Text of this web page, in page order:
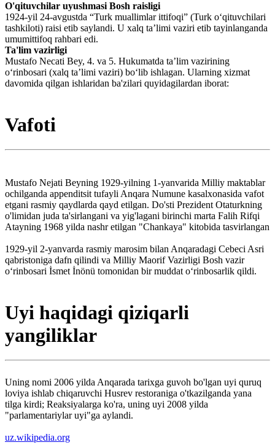
O'qituvchilar uyushmasi Bosh raisligi
1924-yil 24-avgustda “Turk muallimlar ittifoqi” (Turk oʻqituvchilari
tashkiloti) raisi etib saylandi. U xalq ta’limi vaziri etib tayinlanganda
umumittifoq rahbari edi.
Ta'lim vazirligi
Mustafo Necati Bey, 4. va 5. Hukumatda taʼlim vazirining
oʻrinbosari (xalq taʼlimi vaziri) boʻlib ishlagan. Ularning xizmat
davomida qilgan ishlaridan ba'zilari quyidagilardan iborat:
Vafoti
Mustafo Nejati Beyning 1929-yilning 1-yanvarida Milliy maktablar
ochilganda appenditsit tufayli Anqara Numune kasalxonasida vafot
etgani rasmiy qaydlarda qayd etilgan. Do'sti Prezident Otaturkning
o'limidan juda ta'sirlangani va yig'lagani birinchi marta Falih Rifqi
Atayning 1968 yilda nashr etilgan "Chankaya" kitobida tasvirlangan
1929-yil 2-yanvarda rasmiy marosim bilan Anqaradagi Cebeci Asri
qabristoniga dafn qilindi va Milliy Maorif Vazirligi Bosh vazir
oʻrinbosari İsmet İnönü tomonidan bir muddat oʻrinbosarlik qildi.
Uyi haqidagi qiziqarli
yangiliklar
Uning nomi 2006 yilda Anqarada tarixga guvoh bo'lgan uyi quruq
loviya ishlab chiqaruvchi Husrev restoraniga o'tkazilganda yana
tilga kirdi; Reaksiyalarga ko'ra, uning uyi 2008 yilda
"parlamentariylar uyi"ga aylandi.
uz.wikipedia.org